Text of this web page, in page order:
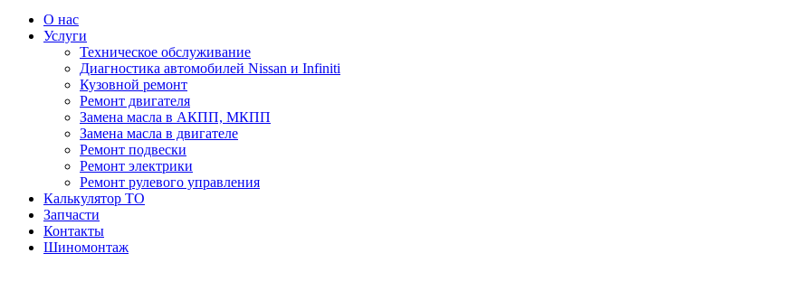
О нас
Услуги
Техническое обслуживание
Диагностика автомобилей Nissan и Infiniti
Кузовной ремонт
Ремонт двигателя
Замена масла в АКПП, МКПП
Замена масла в двигателе
Ремонт подвески
Ремонт электрики
Ремонт рулевого управления
Калькулятор ТО
Запчасти
Контакты
Шиномонтаж